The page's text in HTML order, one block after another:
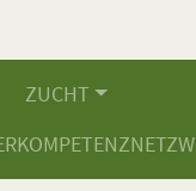
ZUCHT